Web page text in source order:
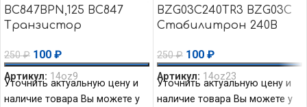
BC847BPN,125 BC847
Транзистор
100MHz 300mW
250₽ 100 ₽
Артикул: 14oz9
Уточнить актуальную цену и
наличие товара Вы можете у
BZG03C240TR3 BZG03C
Стабилитрон 240В
250₽ 100 ₽
Артикул: 14oz23
Уточнить актуальную цену и
наличие товара Вы можете у